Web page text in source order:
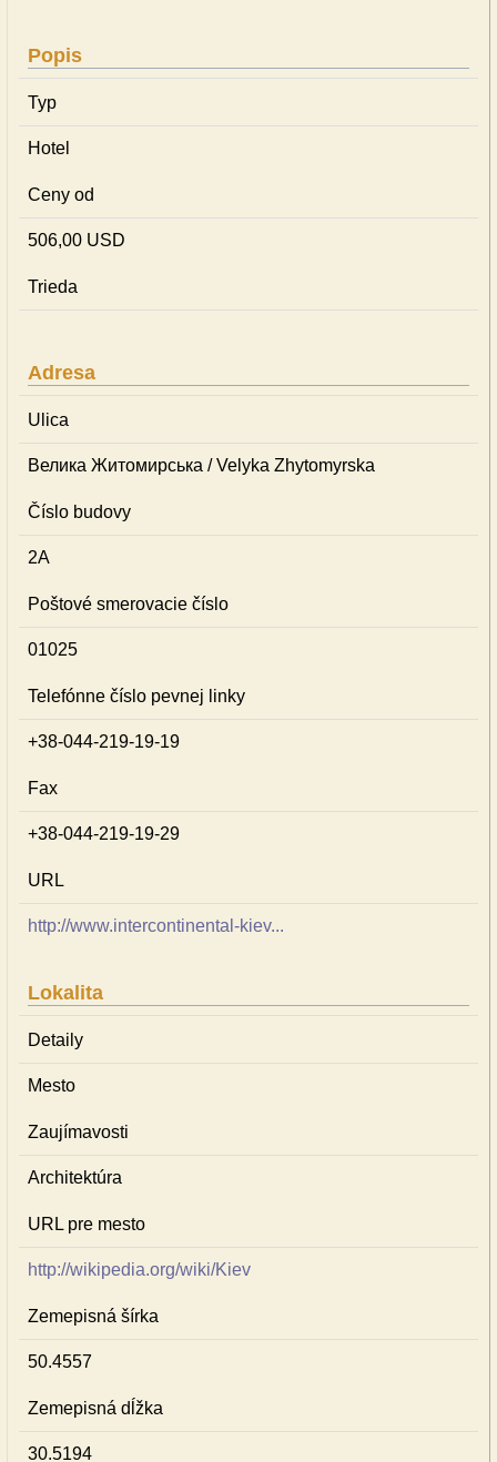
Popis
Typ
Hotel
Ceny od
506,00 USD
Trieda
Adresa
Ulica
Велика Житомирська / Velyka Zhytomyrska
Číslo budovy
2А
Poštové smerovacie číslo
01025
Telefónne číslo pevnej linky
+38-044-219-19-19
Fax
+38-044-219-19-29
URL
http://www.intercontinental-kiev...
Lokalita
Detaily
Mesto
Zaujímavosti
Architektúra
URL pre mesto
http://wikipedia.org/wiki/Kiev
Zemepisná šírka
50.4557
Zemepisná dĺžka
30.5194